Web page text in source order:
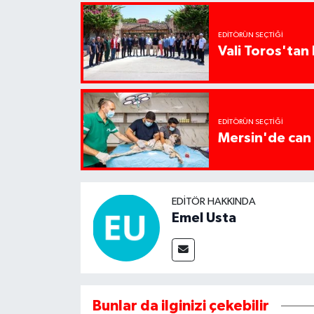
EDITÖRÜN SEÇTIĞI
Vali Toros'tan
EDITÖRÜN SEÇTIĞI
Mersin'de
EDITÖR HAKKINDA
Emel Usta
Bunlar da ilginizi çekebilir